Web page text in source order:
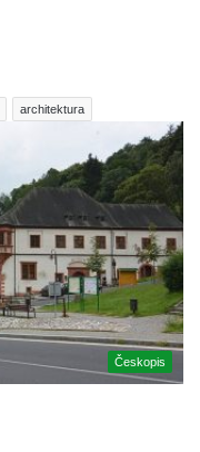
architektura
Českopis